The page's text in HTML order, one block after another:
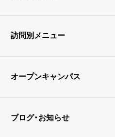
訪問別メニュー
オープンキャンパス
ブログ・お知らせ